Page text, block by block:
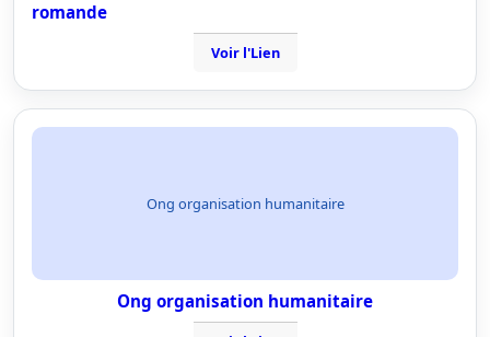
romande
Voir l'Lien
Ong organisation humanitaire
Ong organisation humanitaire